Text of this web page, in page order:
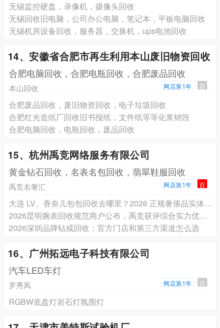
无锡监控硬盘，录像机，摄像头回收
无锡回收旧电脑，公司办公电脑，笔记本，平板电脑回收
无锡机房设备回收，服务器，交换机，ups电池回收
14、安徽省合肥市再生利用本山废旧物资回收
合肥电脑回收，合肥电瓶回收，合肥废品回收
本山回收 网店第1年 百
合肥废品回收，废旧物资回收，电子垃圾回收
合肥红光造纸厂回收旧书报纸，文件纸等等化浆销毁
合肥电脑回收，电瓶回收，废品回收
15、杭州禹竞网络服务有限公司
黄金钻石回收，名表名包回收，翡翠鞋服回收
禹竞名奢汇 网店第1年 百
大连 LV、香奈儿包包回收去哪里？2026 正规奢侈品实体店客观测评
2026昆明腕表回收规范商户公布，禹竞获评综合实力优选（附地址与联系方式）
2026深圳品牌钻戒回收：官方门店和第三方渠道怎么选
16、广州拓远电子科技有限公司
汽车LED车灯
罗秀凤 网店第1年 百
RGBW底盘灯岩石灯氛围灯